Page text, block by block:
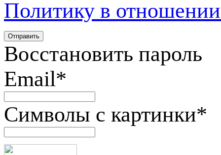
Политику в
Восстановить пароль
Email*
Символы с картинки*